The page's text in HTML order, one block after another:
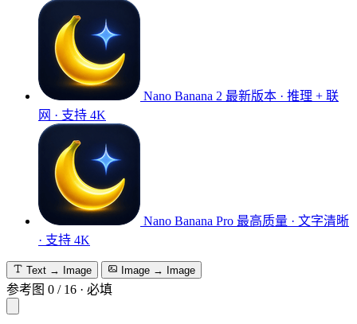
Nano Banana 2 最新版本 · 推理 + 联
网 · 支持 4K
Nano Banana Pro 最高质量 · 文字清晰
· 支持 4K
Text → Image Image → Image
参考图 0 / 16 · 必填